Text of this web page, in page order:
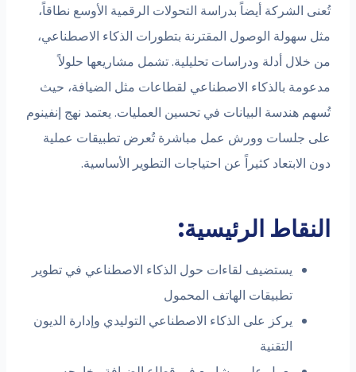
الشركة أيضاً بدراسة التحولات الرقمية الأوسع نطاقاً،
سهولة الوصول المقترنة بتطورات الذكاء الاصطناعي،
خلال أدلة ودراسات تحليلية. تشمل مشاريعها حلولاً
بالذكاء الاصطناعي لقطاعات مثل الضيافة، حيث
هندسة البيانات في تحسين العمليات. يعتمد نهج إنفينوم
جلسات وورش عمل مباشرة تُعرض تطبيقات عملية
الابتعاد كثيراً عن احتياجات التطوير الأساسية.
الرئيسية:
يستضيف لقاءات حول الذكاء الاصطناعي في تطوير
تطبيقات الهاتف المحمول
يركز على الذكاء الاصطناعي التوليدي وإدارة الديون